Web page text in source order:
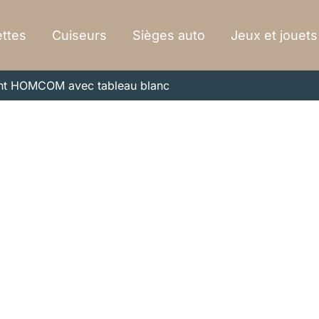
Cuiseurs Sièges auto Jeux et jouets
HOMCOM avec tableau blanc